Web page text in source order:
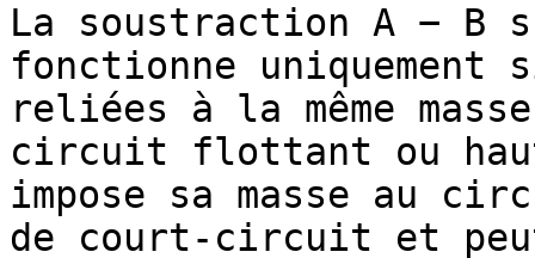
La soustraction A − B
fonctionne
reliées à la même
circuit flottant ou
impose sa masse au
de court-circuit et